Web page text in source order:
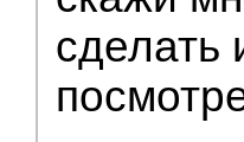
сделать